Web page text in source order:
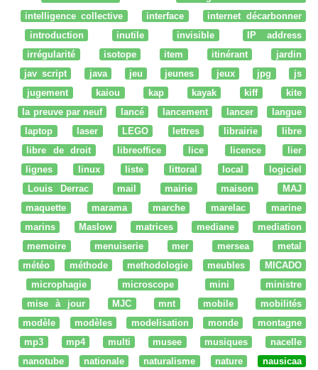
intelligence collective
interface
internet décarbonner
introduction
inutile invisible
IP address
irrégularité
isotope item itinérant
jardin
jav script
java jeu jeunes jeux jpg
js
jugement
kaiou kap kayak kiff
kite
la preuve par neuf
lancé lancement lancer
langue
laptop
laser LEGO lettres librairie
libre
libre de droit
libreoffice lice licence
lier
lignes
linux liste littoral local
logiciel
Louis Derrac
mail mairie maison
MAJ
maquette
marama marche marelac
marine
marins
Maslow matrices mediane
mediation
memoire
menuiserie mer mersea
metal
météo
méthode methodologie meubles
MICADO
microphagie
microscope mini
ministre
mise à jour
MJC mnt mobile
mobilités
modèle
modèles modelisation monde
montagne
mp3
mp4 multi musee musiques
nacelle
nanotube
nationale naturalisme nature
nausicaa